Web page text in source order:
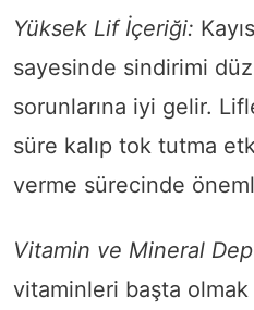
Yüksek Lif İçeriği:
sayesinde sindirimi
sorunlarına iyi gelir.
süre kalıp tok tutma
verme sürecinde
Vitamin ve Mineral
vitaminleri başta